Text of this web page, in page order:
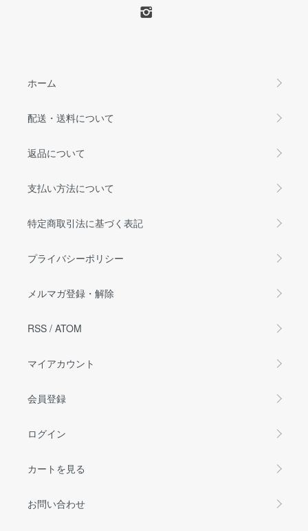
ホーム
配送・送料について
返品について
支払い方法について
特定商取引法に基づく表記
プライバシーポリシー
メルマガ登録・解除
RSS / ATOM
マイアカウント
会員登録
ログイン
カートを見る
お問い合わせ